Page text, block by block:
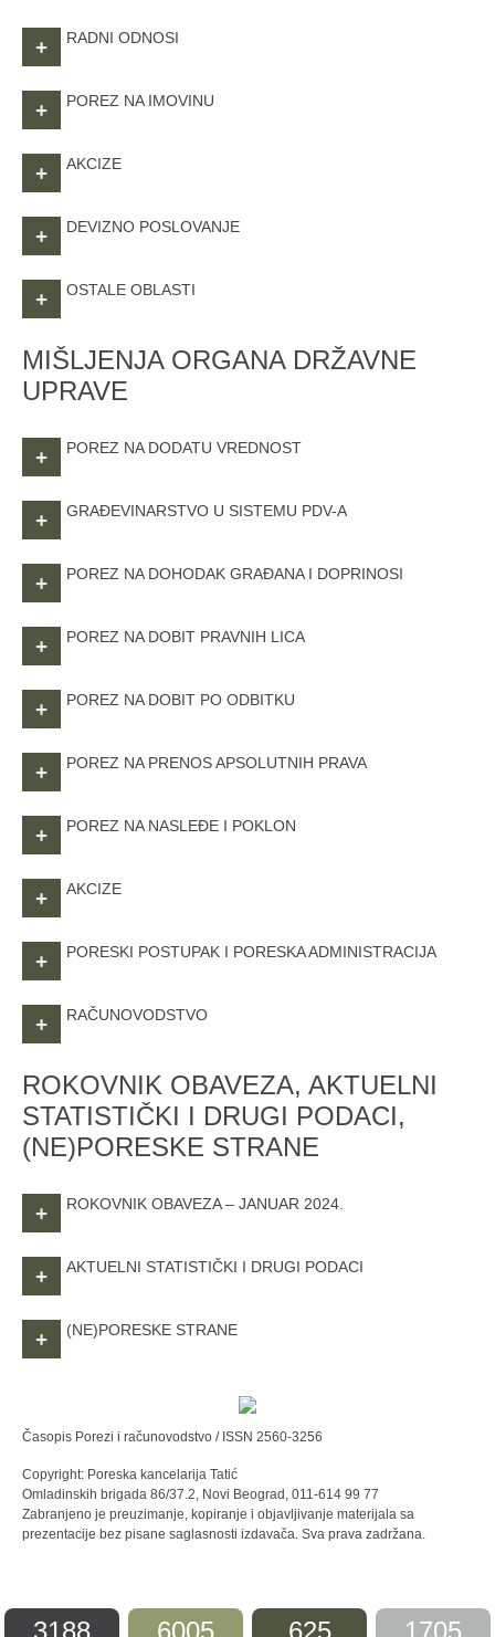
+ RADNI ODNOSI
+ POREZ NA IMOVINU
+ AKCIZE
+ DEVIZNO POSLOVANJE
+ OSTALE OBLASTI
MIŠLJENJA ORGANA DRŽAVNE
UPRAVE
+ POREZ NA DODATU VREDNOST
+ GRAĐEVINARSTVO U SISTEMU PDV-A
+ POREZ NA DOHODAK GRAĐANA I DOPRINOSI
+ POREZ NA DOBIT PRAVNIH LICA
+ POREZ NA DOBIT PO ODBITKU
+ POREZ NA PRENOS APSOLUTNIH PRAVA
+ POREZ NA NASLEĐE I POKLON
+ AKCIZE
+ PORESKI POSTUPAK I PORESKA ADMINISTRACIJA
+ RAČUNOVODSTVO
ROKOVNIK OBAVEZA, AKTUELNI
STATISTIČKI I DRUGI PODACI,
(NE)PORESKE STRANE
+ ROKOVNIK OBAVEZA – JANUAR 2024.
+ AKTUELNI STATISTIČKI I DRUGI PODACI
+ (NE)PORESKE STRANE
Časopis Porezi i računovodstvo / ISSN 2560-3256
Copyright: Poreska kancelarija Tatić
Omladinskih brigada 86/37.2, Novi Beograd, 011-614 99 77
Zabranjeno je preuzimanje, kopiranje i objavljivanje materijala sa
prezentacije bez pisane saglasnosti izdavača. Sva prava zadržana.
3188 6005 625 1705